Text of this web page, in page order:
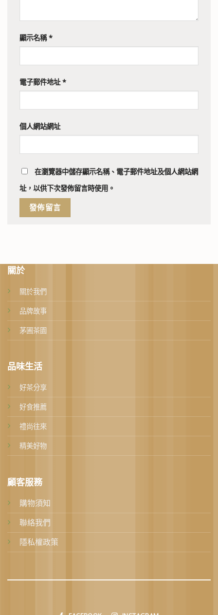
顯示名稱*
電子郵件地址*
個人網站網址
在瀏覽器中儲存顯示名稱、電子郵件地址及個人網站網
址，以供下次發佈留言時使用。
關於
關於我們
品牌故事
茅圃茶園
品味生活
好茶分享
好食推薦
禮尚往來
精美好物
顧客服務
購物須知
聯絡我們
隱私權政策